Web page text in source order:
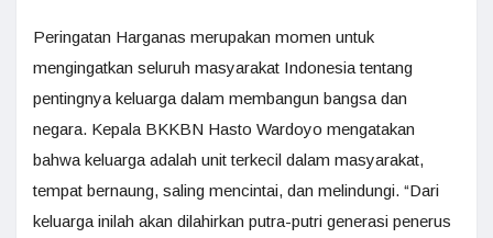
Peringatan Harganas merupakan momen untuk
mengingatkan seluruh masyarakat Indonesia tentang
pentingnya keluarga dalam membangun bangsa dan
negara. Kepala BKKBN Hasto Wardoyo mengatakan
bahwa keluarga adalah unit terkecil dalam masyarakat,
tempat bernaung, saling mencintai, dan melindungi. “Dari
keluarga inilah akan dilahirkan putra-putri generasi penerus